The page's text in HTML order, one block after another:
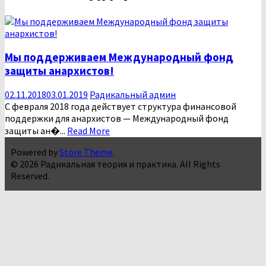
Мы поддерживаем Международный фонд
защиты анархистов!
02.11.201803.01.2019 Радикальный админ
С февраля 2018 года действует структура финансовой
поддержки для анархистов — Международный фонд
защиты ан�... Read More
Powered byStore Theme.
© 2026 Радикальная теория и практика. All Rights
Reserved.